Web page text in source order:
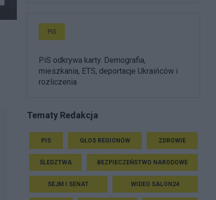
PiS
PiS odkrywa karty. Demografia,
mieszkania, ETS, deportacje Ukraińców i
rozliczenia
Tematy Redakcja
PIS GŁOS REGIONÓW ZDROWIE
ŚLEDZTWA BEZPIECZEŃSTWO NARODOWE
SEJM I SENAT WIDEO SALON24